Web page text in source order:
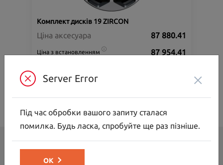
Комплект дисків 19 ZIRCON
Ціна аксесуара 87 880.41
Ціна з встановленням 87 954.41
CITROËN
Server Error ×
Під час обробки вашого запиту сталася
помилка. Будь ласка, спробуйте ще раз пізніше.
ОК